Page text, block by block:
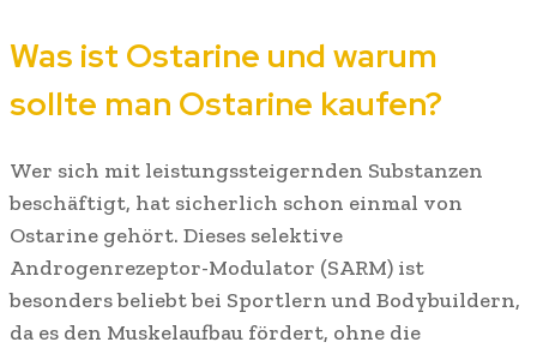
Was ist Ostarine und warum
sollte man Ostarine kaufen?
Wer sich mit leistungssteigernden Substanzen
beschäftigt, hat sicherlich schon einmal von
Ostarine gehört. Dieses selektive
Androgenrezeptor-Modulator (SARM) ist
besonders beliebt bei Sportlern und Bodybuildern,
da es den Muskelaufbau fördert, ohne die